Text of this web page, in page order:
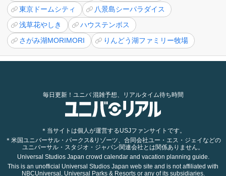
東京ドームシティ
八景島シーパラダイス
浅草花やしき
ハウステンボス
さがみ湖MORIMORI
りんどう湖ファミリー牧場
毎日更新！ユニバ 混雑予想、リアルタイム待ち時間
＊当サイトは個人が運営するUSJファンサイトです。
＊米国ユニバーサル・パークス&リゾーツ、合同会社ユー・エス・ジェイなどの
ユニバーサル・スタジオ・ジャパン関連会社とは関係ありません。
Universal Studios Japan crowd calendar and vacation planning guide.
This is an unofficial Universal Studios Japan web site and is not affiliated with
NBCUniversal, Universal Parks & Resorts or any of its subsidiaries.